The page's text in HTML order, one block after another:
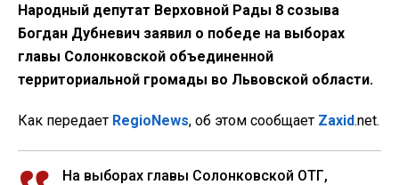
Народный депутат Верховной Рады 8 созыва
Богдан Дубневич заявил о победе на выборах
главы Солонковской объединенной
территориальной громады во Львовской области.
Как передает RegioNews, об этом сообщает Zaxid.net.
На выборах главы Солонковской ОТГ,